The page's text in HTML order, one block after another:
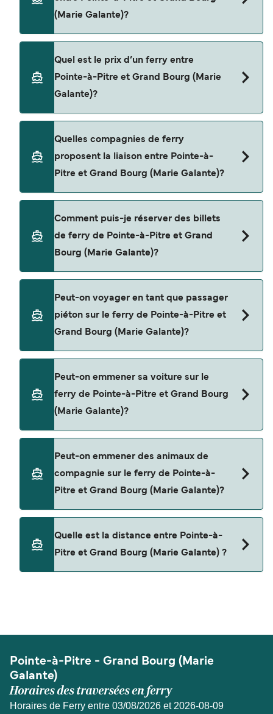
(Marie Galante)?
durée des traversées peut varier d'une saison à
l'autre. Nous vous conseillons donc de vérifier ce
qu'il en est, pour le départ de votre choix.
Quel est le prix d’un ferry entre
Pointe-à-Pitre et Grand Bourg (Marie
Galante)?
la saison. Le prix moyen de Pointe-à-Pitre à
Grand Bourg (Marie Galante) est de $158. Prix
hors frais de réservation.
Quelles compagnies de ferry
proposent la liaison entre Pointe-à-
Pitre et Grand Bourg (Marie Galante)?
Comment puis-je réserver des billets
de ferry de Pointe-à-Pitre et Grand
Bourg (Marie Galante)?
de recherche et consultez notre page d'offres
pour consulter les dernières promotions
disponibles.
Peut-on voyager en tant que passager
piéton sur le ferry de Pointe-à-Pitre et
Grand Bourg (Marie Galante)?
Galante) avec
Peut-on emmener sa voiture sur le
ferry de Pointe-à-Pitre et Grand Bourg
(Marie Galante)?
ferry entre Pointe-à-Pitre et Grand Bourg (Marie
Galante).
Peut-on emmener des animaux de
compagnie sur le ferry de Pointe-à-
Pitre et Grand Bourg (Marie Galante)?
pas autorisés à bord pour les traversées entre
Pointe-à-Pitre et Grand Bourg (Marie Galante).
Quelle est la distance entre Pointe-à-
Pitre et Grand Bourg (Marie Galante) ?
Pointe-à-Pitre - Grand Bourg (Marie
Galante)
Horaires des traversées en ferry
Horaires de Ferry entre 03/08/2026 et 2026-08-09